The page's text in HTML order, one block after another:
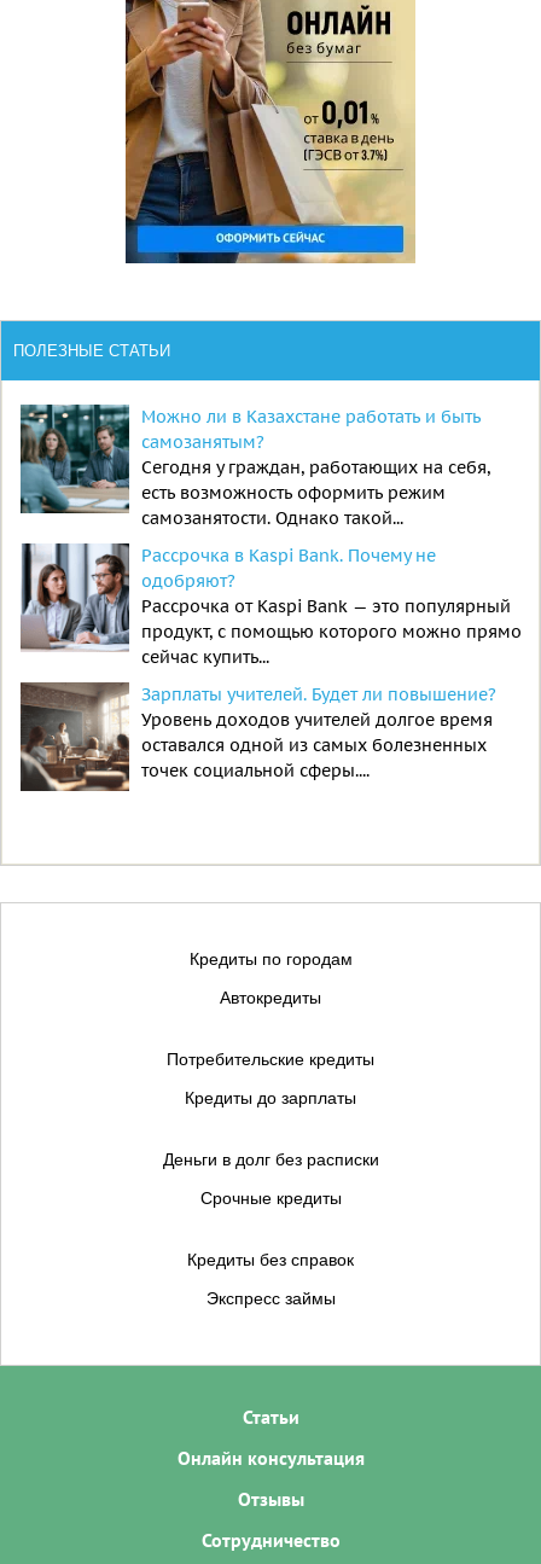
ПОЛЕЗНЫЕ СТАТЬИ
Можно ли в Казахстане работать и быть
самозанятым?
Сегодня у граждан, работающих на себя,
есть возможность оформить режим
самозанятости. Однако такой...
Рассрочка в Kaspi Bank. Почему не
одобряют?
Рассрочка от Kaspi Bank — это популярный
продукт, с помощью которого можно прямо
сейчас купить...
Зарплаты учителей. Будет ли повышение?
Уровень доходов учителей долгое время
оставался одной из самых болезненных
точек социальной сферы....
Кредиты по городам
Автокредиты
Потребительские кредиты
Кредиты до зарплаты
Деньги в долг без расписки
Срочные кредиты
Кредиты без справок
Экспресс займы
Статьи
Онлайн консультация
Отзывы
Сотрудничество